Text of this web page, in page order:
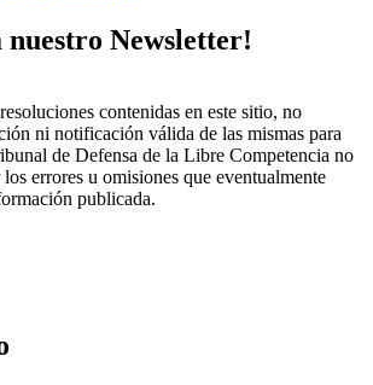
nuestro Newsletter!
contenidas en este sitio, no
ni notificación válida de las mismas para
de Defensa de la Libre Competencia no
errores u omisiones que eventualmente
publicada.